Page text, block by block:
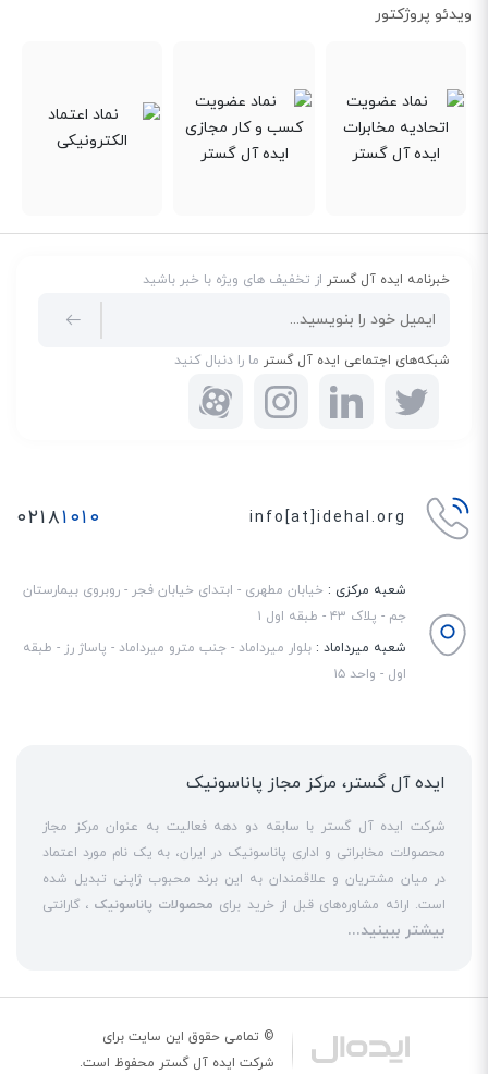
ویدئو پروژکتور
خبرنامه ایده آل گستر از تخفیف های ویژه با خبر باشید
شبکه‌های اجتماعی ایده آل گستر ما را دنبال کنید
info[at]idehal.org ۰۲۱۸۱۰۱۰
شعبه مرکزی : خیابان مطهری - ابتدای خیابان فجر - روبروی بیمارستان
جم - پلاک ۴۳ - طبقه اول ۱
شعبه میرداماد : بلوار میرداماد - جنب مترو میرداماد - پاساژ رز - طبقه
اول - واحد ۱۵
ایده آل گستر، مرکز مجاز پاناسونیک
شرکت ایده آل گستر با سابقه دو دهه فعالیت به عنوان مرکز مجاز
محصولات مخابراتی و اداری پاناسونیک در ایران، به یک نام مورد اعتماد
در میان مشتریان و علاقمندان به این برند محبوب ژاپنی تبدیل شده
است. ارائه مشاوره‌های قبل از خرید برای محصولات پاناسونیک ، گارانتی
18 ماهه معتبر و شرکتی برای کلیه محصولات عرضه شده و تعهد کامل
انواع مراکزسانترال
است. این مهم با اتکا به تکنسین‌های فنی و مجرب
که در ایننمایندگی سانترال پاناسونیک حاضر هستند، حاصل می‌شود. به
بیشتر ببینید...
© تمامی حقوق این سایت برای
شرکت ایده آل گستر محفوظ است.